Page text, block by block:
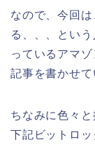
なので、今回
る、、、とい
っているアマ
記事を書かせ
ちなみに色々
下記ビットロ